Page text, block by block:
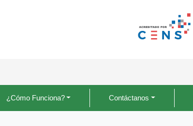
¿Cómo Funciona? Contáctanos